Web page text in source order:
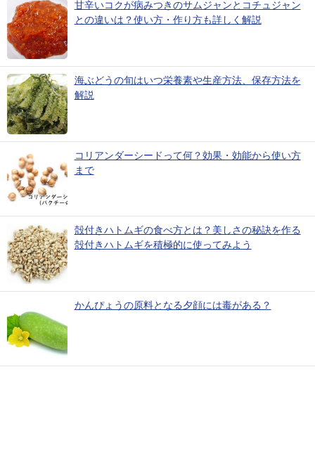
甘辛いコクが病みつきのサムジャンとコチュジャン
との違いは？使い方・作り方も詳しく解説
海ぶどうの旬はいつ栄養素や生産方法、保存方法を
解説
コリアンダーシードって何？効果・効能から使い方
まで
殻付きハトムギの食べ方とは？美しさの秘訣を作る
殻付きハトムギを積極的に使ってみよう
かんぴょうの原料となる夕顔には毒がある？